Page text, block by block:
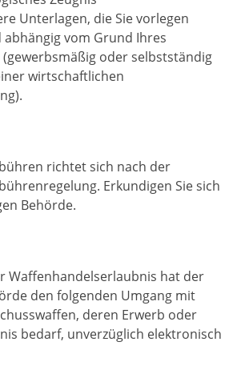
Unterlagen, die Sie vorlegen
abhängig vom Grund Ihres
oder selbstständig
wirtschaftlichen
richtet sich nach der
Erkundigen Sie sich
Behörde.
Waffenhandelserlaubnis hat der
den folgenden Umgang mit
deren Erwerb oder
bedarf, unverzüglich elektronisch